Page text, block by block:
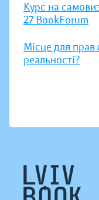
Курс на
27 BookForum
Місце для
реальності?